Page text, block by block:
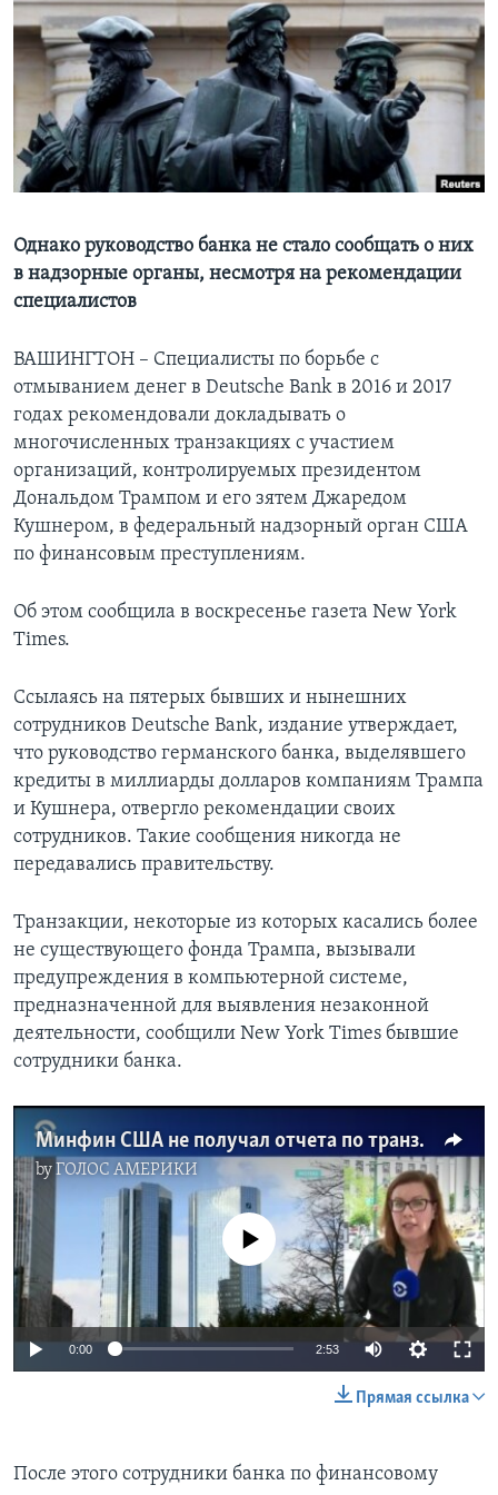
Learning English
СОЦИАЛЬНЫЕ СЕТИ
Однако руководство банка не стало сообщать о них
в надзорные органы, несмотря на рекомендации
специалистов
ВАШИНГТОН – Специалисты по борьбе с
отмыванием денег в Deutsche Bank в 2016 и 2017
годах рекомендовали докладывать о
многочисленных транзакциях с участием
организаций, контролируемых президентом
Дональдом Трампом и его зятем Джаредом
Кушнером, в федеральный надзорный орган США
по финансовым преступлениям.
Об этом сообщила в воскресенье газета New York
Times.
Ссылаясь на пятерых бывших и нынешних
сотрудников Deutsche Bank, издание утверждает,
что руководство германского банка, выделявшего
кредиты в миллиарды долларов компаниям Трампа
и Кушнера, отвергло рекомендации своих
сотрудников. Такие сообщения никогда не
передавались правительству.
Транзакции, некоторые из которых касались более
не существующего фонда Трампа, вызывали
предупреждения в компьютерной системе,
предназначенной для выявления незаконной
деятельности, сообщили New York Times бывшие
сотрудники банка.
Минфин США не получал отчета по транзакциям Трампа и Кушнера
byГОЛОС АМЕРИКИ
No media source currently available
0:00 2:53
Прямая ссылка
После этого сотрудники банка по финансовому